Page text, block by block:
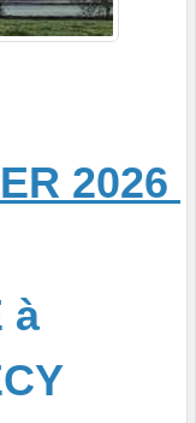
2026
à